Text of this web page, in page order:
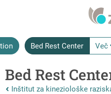
Bed Rest Center Več:
Bed Rest
Nazaj na vrhnjo stran:
Inštitut za kineziološke